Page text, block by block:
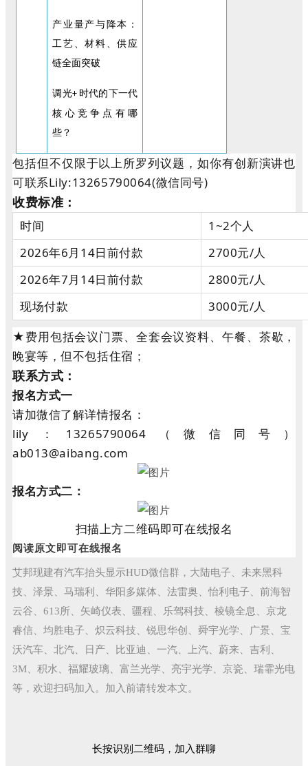
产业量产与降本：
工艺、材料、供应
链全面突破
调光+ 时代的下一代
核心竞争点有哪
些？
包括但不仅限于以上所罗列议题，如你有创新演讲也
可联系Lily:13265790064(微信同号)
收费标准：
时间
1~2个人
2026年6月14日前付款
2700元/人
2026年7月14日前付款
2800元/人
现场付款
3000元/人
★费用包括会议门票、全套会议资料、午餐、茶歇，
晚宴等，但不包括住宿；
联系方式：
报名方式一
请加微信了解详情报名：
lily：13265790064（微信同号）
ab013@aibang.com
报名方式二：
扫描上方二维码即可在线报名
阅读原文即可在线报名
艾邦现建有汽车抬头显示HUD微信群，大陆电子、未来黑科
技、泽景、马瑞利、华阳多媒体、法雷奥、怡利电子、前海智
云谷、613所、矢崎仪表、疆程、乐驾科技、棱镜全息、京龙
睿信、均胜电子、炽云科技、锐思华创、舜宇光学、广景、宝
沃汽车、北汽、日产、比亚迪、一汽、上汽、蔚来、吉利、
3M、积水、福耀玻璃、富兰光学、亮宇光学、京瓷、瑞霏光电
等，欢迎扫码加入。加入前请转发本文。
长按识别二维码，加入群聊